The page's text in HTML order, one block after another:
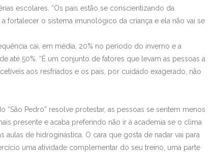
escolares. “Os pais estão se conscientizando da
fortalecer o sistema imunológico da criança e ela não vai se
cai, em média, 20% no período do inverno e a
até 50%. “É um conjunto de fatores que levam as pessoas a
aos resfriados e os pais, por cuidado exagerado, não
Pedro” resolve protestar, as pessoas se sentem menos
presente e acaba preferindo não ir à academia se o clima
de hidroginástica. O cara que gosta de nadar vai para
uma atividade complementar do seu treino, uma parte